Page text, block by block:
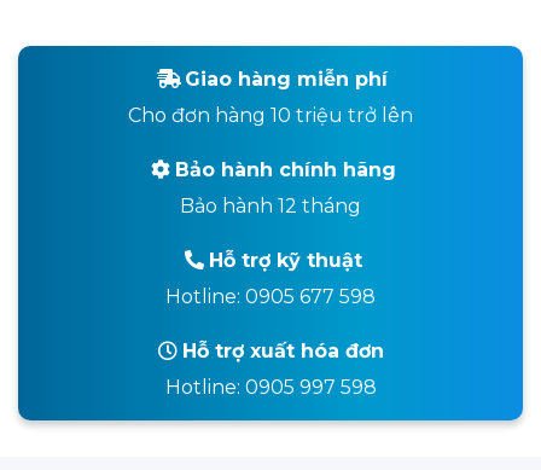
Giao hàng miễn phí
Cho đơn hàng 10 triệu trở lên
Bảo hành chính hãng
Bảo hành 12 tháng
Hỗ trợ kỹ thuật
Hotline: 0905 677 598
Hỗ trợ xuất hóa đơn
Hotline: 0905 997 598